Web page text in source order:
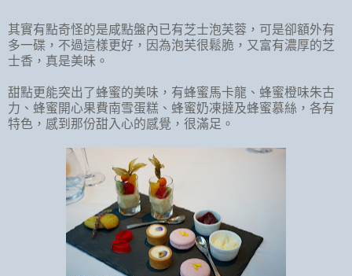
其實有點奇怪的是咸點盤內已有芝士泡芙蓉，可是卻額外有
多一碟，不過這樣更好，因為泡芙很鬆脆，又富有濃厚的芝
士香，真是美味。
甜點更能突出了蜂蜜的美味，有蜂蜜馬卡龍、蜂蜜橙味朱古
力、蜂蜜開心果費南雪蛋糕、蜂蜜奶凍撻及蜂蜜慕絲，各有
特色，感到那份甜入心的感覺，很滿足。